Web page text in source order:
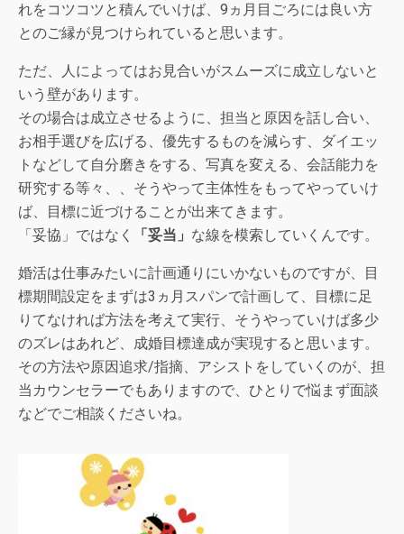
れをコツコツと積んでいけば、9ヵ月目ごろには良い方
とのご縁が見つけられていると思います。
ただ、人によってはお見合いがスムーズに成立しないと
いう壁があります。
その場合は成立させるように、担当と原因を話し合い、
お相手選びを広げる、優先するものを減らす、ダイエッ
トなどして自分磨きをする、写真を変える、会話能力を
研究する等々、、そうやって主体性をもってやっていけ
ば、目標に近づけることが出来てきます。
「妥協」ではなく
「妥当」 な線を模索していくんです。
婚活は仕事みたいに計画通りにいかないものですが、目
標期間設定をまずは3ヵ月スパンで計画して、目標に足
りてなければ方法を考えて実行、そうやっていけば多少
のズレはあれど、成婚目標達成が実現すると思います。
その方法や原因追求/指摘、アシストをしていくのが、担
当カウンセラーでもありますので、ひとりで悩まず面談
などでご相談くださいね。